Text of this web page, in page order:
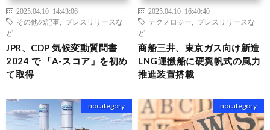
2025.04.10 14:43:06
その他の記事
プレスリリースな
ど
JPR、CDP 気候変動質問書
2024 で 「A-スコア」を初め
て取得
2025.04.10 16:40:40
テクノロジー
プレスリリースな
ど
商船三井、東京ガス向け新造
LNG運搬船に硬翼帆式の風力
推進装置搭載
nocategory nocategory